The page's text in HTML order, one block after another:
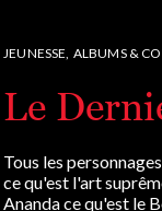
JEUNESSE, ALBUMS &
Le
Tous les
ce qu'est l'art
Ananda ce qu'est le